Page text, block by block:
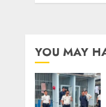
YOU MAY